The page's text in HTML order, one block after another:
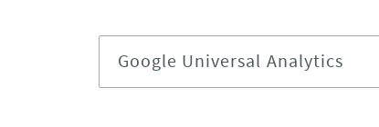
Google Universal Analytics